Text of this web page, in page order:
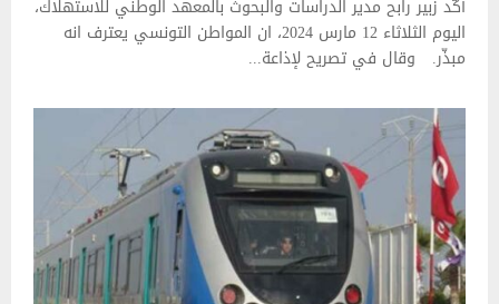
أكّد زبير رابح مدير الدراسات والبحوث بالمعهد الوطني للاستهلاك،
اليوم الثلاثاء 12 مارس 2024، ان المواطن التونسي يعترف انه
مبذّر. وقال في تصريح لإذاعة...